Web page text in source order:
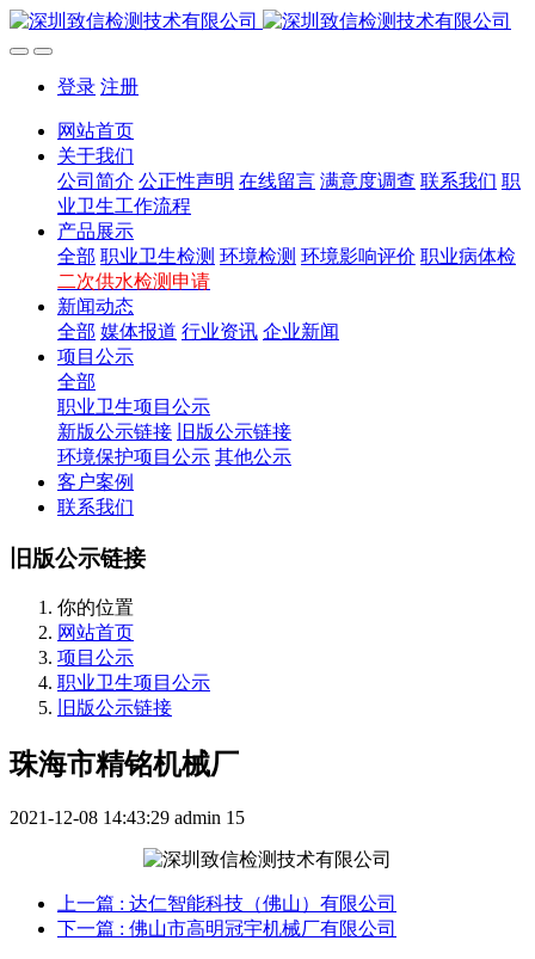
登录 注册
网站首页
关于我们
公司简介 公正性声明 在线留言 满意度调查 联系我们 职
业卫生工作流程
产品展示
全部 职业卫生检测 环境检测 环境影响评价 职业病体检
二次供水检测申请
新闻动态
全部 媒体报道 行业资讯 企业新闻
项目公示
全部
职业卫生项目公示
新版公示链接
旧版公示链接
环境保护项目公示 其他公示
客户案例
联系我们
旧版公示链接
你的位置
网站首页
项目公示
职业卫生项目公示
旧版公示链接
珠海市精铭机械厂
2021-12-08 14:43:29 admin 15
上一篇 : 达仁智能科技（佛山）有限公司
下一篇 : 佛山市高明冠宇机械厂有限公司